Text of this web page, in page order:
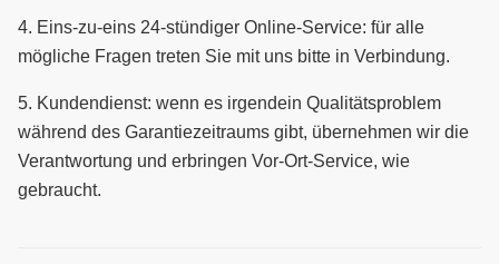
4. Eins-zu-eins 24-stündiger Online-Service: für alle
mögliche Fragen treten Sie mit uns bitte in Verbindung.
5. Kundendienst: wenn es irgendein Qualitätsproblem
während des Garantiezeitraums gibt, übernehmen wir die
Verantwortung und erbringen Vor-Ort-Service, wie
gebraucht.